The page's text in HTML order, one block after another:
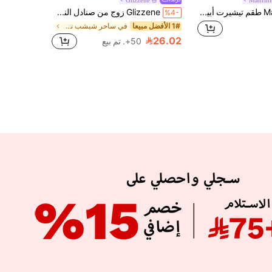
Manfinity Joysei طقم تيشيرت أبيض وشورت برتقالي مطبوع بشجرة جوز الهند، مقاس قياسي للرجال %4- Glizzene زوج من صنادل النساء الطالبات بزهرة الكاميليا ثلاثية الأبعاد، صنادل خارجية أنيقة، ذات أصابع مستديرة وبدون كعب، مناسبة للزفاف والعمل والمدرسة والسكن والعطلات والسفر وحفلات الزفاف على الشاطئ
1# الأفضل مبيعا في ساحر شبشب نسائي
26.02 50+. تم بيع
APP